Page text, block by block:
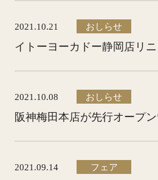
2021.10.21 おしらせ
2021.10.08 おしらせ
阪神梅田本店が先行オープン
2021.09.14 フェア